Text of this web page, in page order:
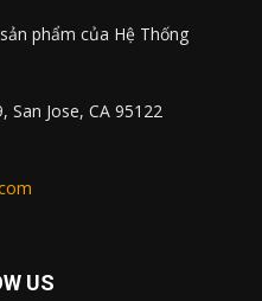
phẩm của Hệ Thống
San Jose, CA 95122
US